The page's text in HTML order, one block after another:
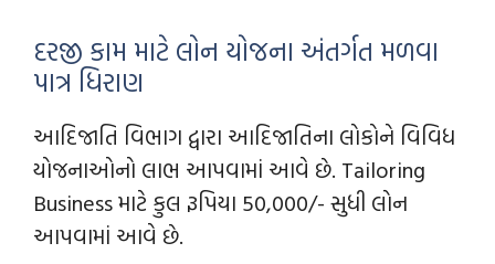
દરજી કામ માટે લોન યોજના અંતર્ગત મળવા
પાત્ર ધિરાણ
આદિજાતિ વિભાગ દ્વારા આદિજાતિના લોકોને વિવિધ
યોજનાઓનો લાભ આપવામાં આવે છે. Tailoring
Business માટે કુલ રૂપિયા 50,000/- સુધી લોન
આપવામાં આવે છે.